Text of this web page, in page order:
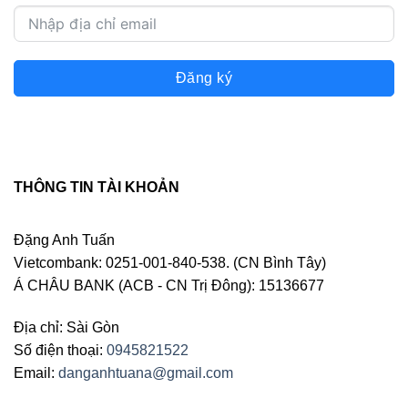
Đăng ký
THÔNG TIN TÀI KHOẢN
Đặng Anh Tuấn
Vietcombank: 0251-001-840-538. (CN Bình Tây)
Á CHÂU BANK (ACB - CN Trị Đông): 15136677
Địa chỉ: Sài Gòn
Số điện thoại: 0945821522
Email: danganhtuana@gmail.com